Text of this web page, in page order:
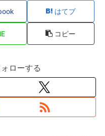
はてブ
コピー
ローする